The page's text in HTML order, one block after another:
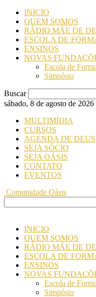
INICIO
QUEM SOMOS
RÁDIO MÃE DE
ESCOLA DE
ENSINOS
NOVAS
Escola de
Simpósio
Buscar
sábado, 8 de agosto de 2026
MULTIMÍDIA
CURSOS
AGENDA DE DEUS
SEJA SÓCIO
SEJA OÁSIS
CONTATO
EVENTOS
Comunidade Oásis
INICIO
QUEM SOMOS
RÁDIO MÃE DE
ESCOLA DE
ENSINOS
NOVAS
Escola de
Simpósio